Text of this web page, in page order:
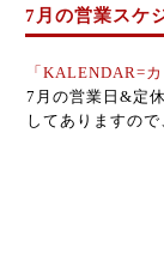
7月の営業スケ
「KALENDAR=カ
7月の営業日&定
してありますので